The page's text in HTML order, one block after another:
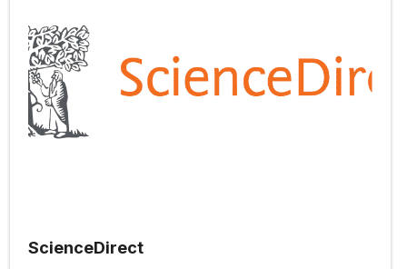
ScienceDirect